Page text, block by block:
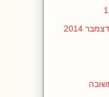
2014